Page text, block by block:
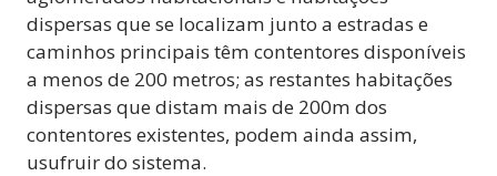
dispersas que se localizam junto a estradas e
caminhos principais têm contentores disponíveis
a menos de 200 metros; as restantes habitações
dispersas que distam mais de 200m dos
contentores existentes, podem ainda assim,
usufruir do sistema.